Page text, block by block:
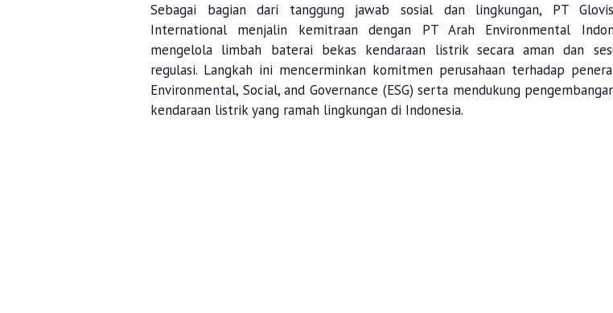
Sebagai bagian dari tanggung jawab sosial dan lingkungan, PTGlovis
International menjalin kemitraan dengan PT Arah Environmental
mengelola limbah baterai bekas kendaraan listrik secara aman dan
regulasi. Langkah ini mencerminkan komitmen perusahaan terhadap
Environmental, Social,and Governance (ESG) serta mendukung
kendaraan listrik yang ramah lingkungan di Indonesia.